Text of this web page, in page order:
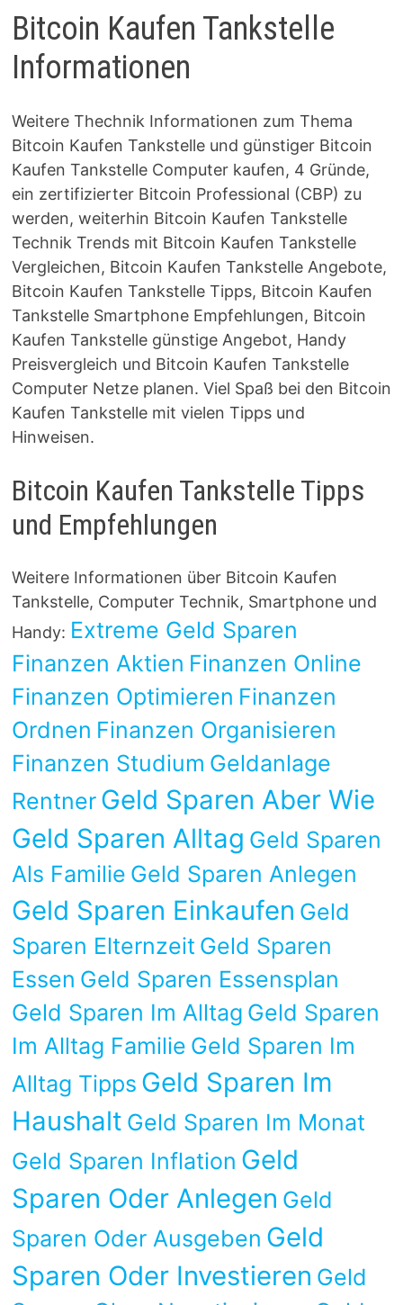
Bitcoin Kaufen Tankstelle
Informationen
Weitere Thechnik Informationen zum Thema
Bitcoin Kaufen Tankstelle und günstiger Bitcoin
Kaufen Tankstelle Computer kaufen, 4 Gründe,
ein zertifizierter Bitcoin Professional (CBP) zu
werden, weiterhin Bitcoin Kaufen Tankstelle
Technik Trends mit Bitcoin Kaufen Tankstelle
Vergleichen, Bitcoin Kaufen Tankstelle Angebote,
Bitcoin Kaufen Tankstelle Tipps, Bitcoin Kaufen
Tankstelle Smartphone Empfehlungen, Bitcoin
Kaufen Tankstelle günstige Angebot, Handy
Preisvergleich und Bitcoin Kaufen Tankstelle
Computer Netze planen. Viel Spaß bei den Bitcoin
Kaufen Tankstelle mit vielen Tipps und
Hinweisen.
Bitcoin Kaufen Tankstelle Tipps
und Empfehlungen
Weitere Informationen über Bitcoin Kaufen
Tankstelle, Computer Technik, Smartphone und
Handy: Extreme Geld Sparen
Finanzen Aktien Finanzen Online
Finanzen Optimieren Finanzen
Ordnen Finanzen Organisieren
Finanzen Studium Geldanlage
Rentner Geld Sparen Aber Wie
Geld Sparen Alltag Geld Sparen
Als Familie Geld Sparen Anlegen
Geld Sparen Einkaufen Geld
Sparen Elternzeit Geld Sparen
Essen Geld Sparen Essensplan
Geld Sparen Im Alltag Geld Sparen
Im Alltag Familie Geld Sparen Im
Alltag Tipps Geld Sparen Im
Haushalt Geld Sparen Im Monat
Geld Sparen Inflation Geld
Sparen Oder Anlegen Geld
Sparen Oder Ausgeben Geld
Sparen Oder Investieren Geld